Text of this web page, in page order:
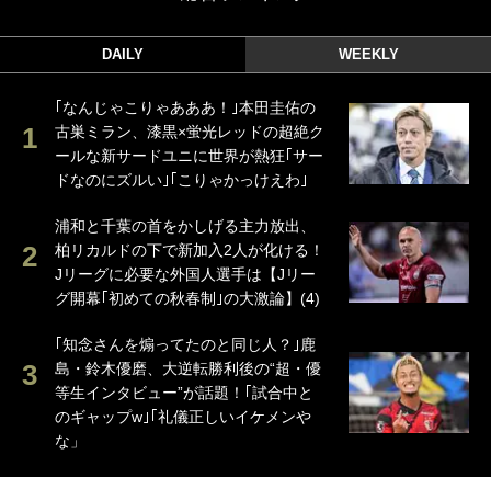
DAILY WEEKLY
｢なんじゃこりゃあああ！｣本田圭佑の
古巣ミラン、漆黒×蛍光レッドの超絶ク
ールな新サードユニに世界が熱狂｢サー
ドなのにズルい｣｢こりゃかっけえわ｣
浦和と千葉の首をかしげる主力放出、
柏リカルドの下で新加入2人が化ける！
Jリーグに必要な外国人選手は【Jリー
グ開幕｢初めての秋春制｣の大激論】(4)
｢知念さんを煽ってたのと同じ人？｣鹿
島・鈴木優磨、大逆転勝利後の“超・優
等生インタビュー”が話題！｢試合中と
のギャップw｣｢礼儀正しいイケメンや
な」